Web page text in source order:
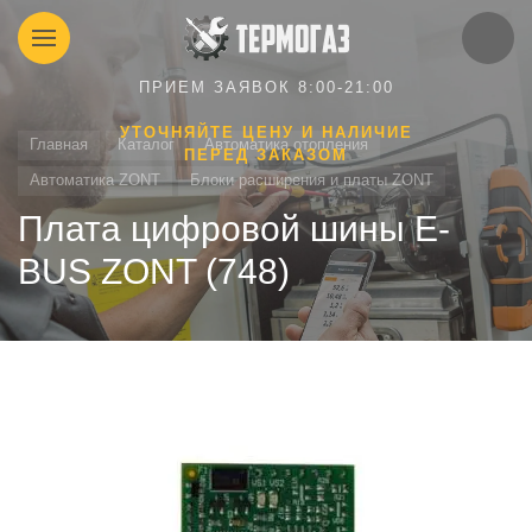
ПРИЕМ ЗАЯВОК 8:00-21:00
УТОЧНЯЙТЕ ЦЕНУ И НАЛИЧИЕ
ПЕРЕД ЗАКАЗОМ
Главная Каталог
Автоматика отопления
Автоматика ZONT
Блоки расширения и платы ZONT
Плата цифровой шины E-
BUS ZONT (748)